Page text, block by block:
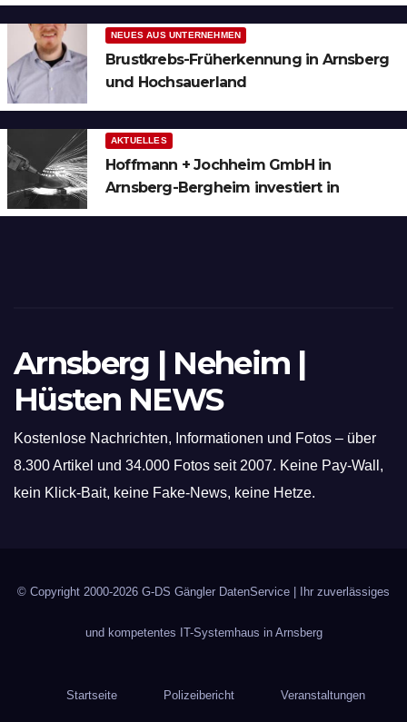
NEUES AUS UNTERNEHMEN
Brustkrebs-Früherkennung in Arnsberg
und Hochsauerland
AKTUELLES
Hoffmann + Jochheim GmbH in
Arnsberg-Bergheim investiert in
Arnsberg | Neheim |
Hüsten NEWS
Kostenlose Nachrichten, Informationen und Fotos – über
8.300 Artikel und 34.000 Fotos seit 2007. Keine Pay-Wall,
kein Klick-Bait, keine Fake-News, keine Hetze.
© Copyright 2000-2026 G-DS Gängler DatenService | Ihr zuverlässiges
und kompetentes IT-Systemhaus in Arnsberg
Startseite Polizeibericht Veranstaltungen